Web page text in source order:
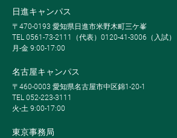
日進キャンパス
〒470-0193 愛知県日進市米野木町三ケ峯
TEL 0561-73-2111（代表）0120-41-3006（入試）
月-金 9:00-17:00
名古屋キャンパス
〒460-0003 愛知県名古屋市中区錦1-20-1
TEL 052-223-3111
火-土 9:00-17:00
東京事務局